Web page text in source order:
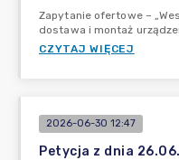
Zapytanie ofertowe –
dostawa i montaż
CZYTAJ WIĘCEJ
2026-06-30 12:47
Petycja z dnia